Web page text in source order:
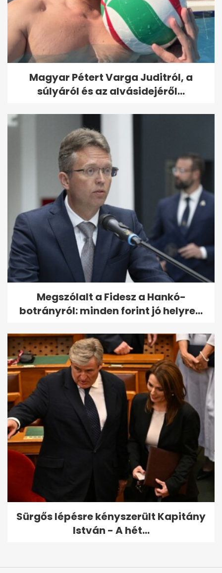
Magyar Pétert Varga Juditról, a
súlyáról és az alvásidejéről...
Megszólalt a Fidesz a Hankó-
botrányról: minden forint jó helyre...
Sürgős lépésre kényszerült Kapitány
István - A hét...